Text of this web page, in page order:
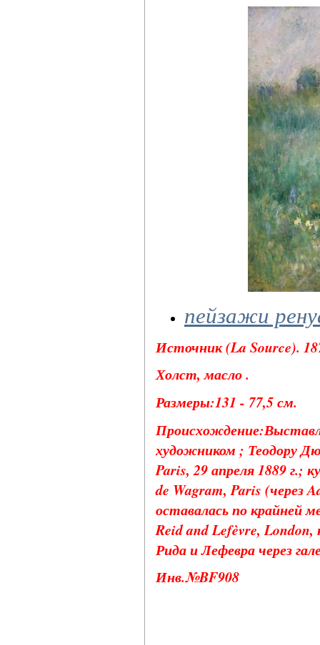
пейзажи
Источник (La Source).
Холст, масло .
Размеры:131 - 77,5 см.
художником ; Теодору
Paris, 29 апреля 1889 г.;
de Wagram, Paris (через
оставалась по крайней
Reid and Lefèvre,
Рида и Лефевра через
Инв.№BF908